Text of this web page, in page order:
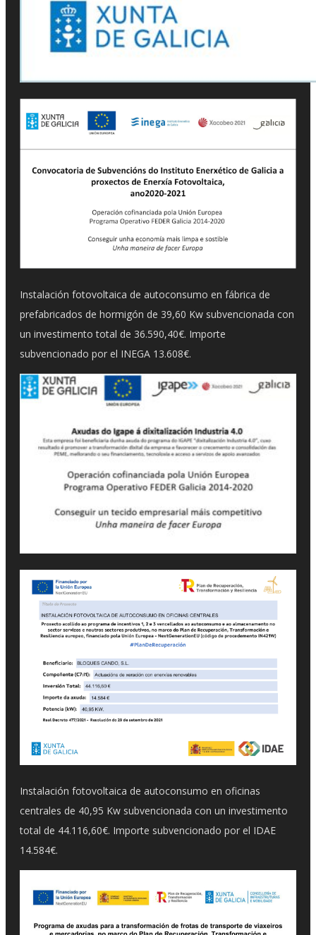
Instalación fotovoltaica de autoconsumo en fábrica de
prefabricados de hormigón de 39,60 Kw subvencionada con
un investimento total de 36.590,40€. Importe
subvencionado por el INEGA 13.608€.
Instalación fotovoltaica de autoconsumo en oficinas
centrales de 40,95 Kw subvencionada con un investimento
total de 44.116,60€. Importe subvencionado por el IDAE
14.584€.